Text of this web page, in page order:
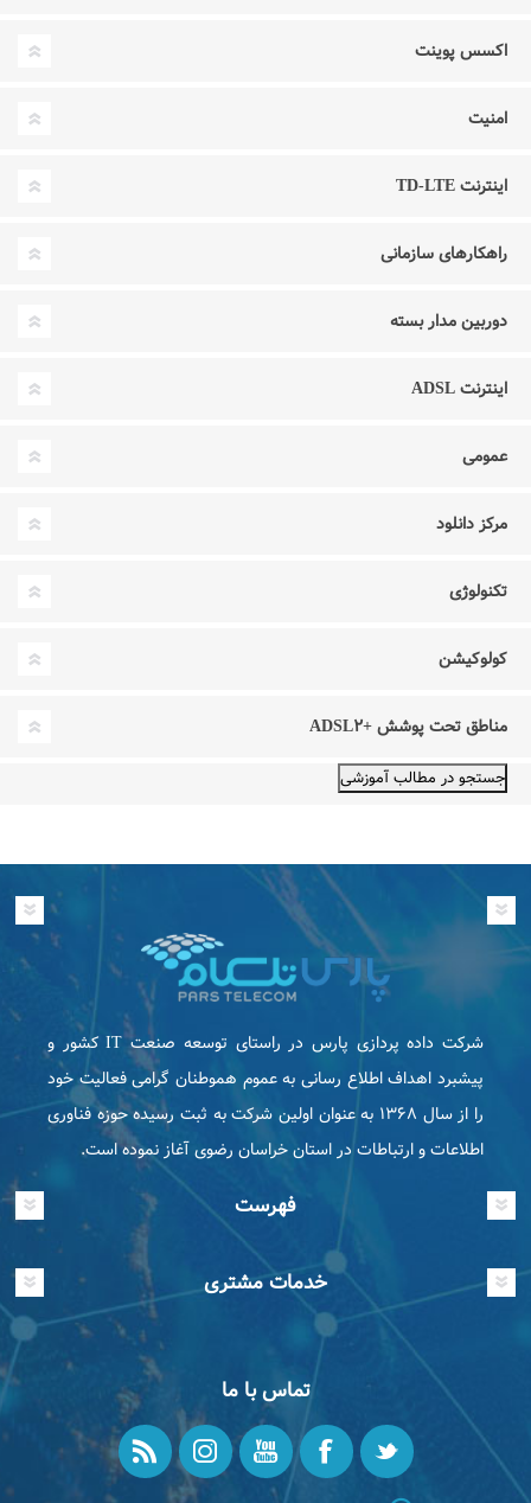
اکسس پوینت
امنیت
اینترنت TD-LTE
راهکارهای سازمانی
دوربین مدار بسته
اینترنت ADSL
عمومی
مرکز دانلود
تکنولوژی
کولوکیشن
مناطق تحت پوشش +ADSL۲
شرکت داده پردازی پارس در راستای توسعه صنعت IT كشور و
پیشبرد اهداف اطلاع رسانی به عموم هموطنان گرامی فعاليت خود
را از سال ۱۳۶۸ به عنوان اولین شرکت به ثبت رسیده حوزه فناوری
اطلاعات و ارتباطات در استان خراسان رضوی آغاز نموده است.
فهرست
خدمات مشتری
تماس با ما